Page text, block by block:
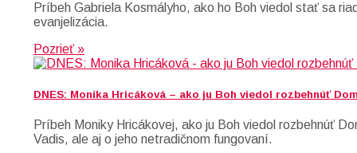
Príbeh Gabriela Kosmályho, ako ho Boh viedol stať sa
evanjelizácia.
Pozrieť »
DNES: Monika Hricáková – ako ju Boh viedol rozbehnúť
Príbeh Moniky Hricákovej, ako ju Boh viedol rozbehnúť
Vadis, ale aj o jeho netradičnom fungovaní.